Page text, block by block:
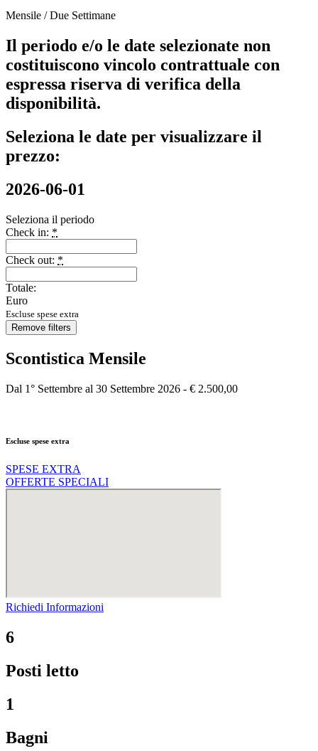
Mensile / Due Settimane
Il periodo e/o le date selezionate non
costituiscono vincolo contrattuale con
espressa riserva di verifica della
disponibilità.
Seleziona le date per visualizzare il
prezzo:
2026-06-01
Seleziona il periodo
Check in: *
Check out: *
Totale:
Euro
Escluse spese extra
Remove filters
Scontistica Mensile
Dal 1° Settembre al 30 Settembre 2026 - € 2.500,00
Escluse spese extra
SPESE EXTRA
OFFERTE SPECIALI
Richiedi Informazioni
6
Posti letto
1
Bagni